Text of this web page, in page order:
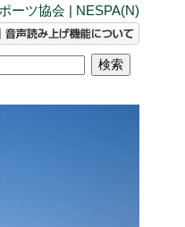
ーツ協会 | NESPA(N)